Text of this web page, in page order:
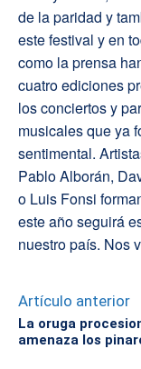
de la paridad y
este festival y en
como la prensa
cuatro ediciones
los conciertos y
musicales que ya
sentimental.
Pablo Alborán,
o Luis Fonsi
este año seguirá
nuestro país. Nos
Artículo anterior
La oruga
amenaza los